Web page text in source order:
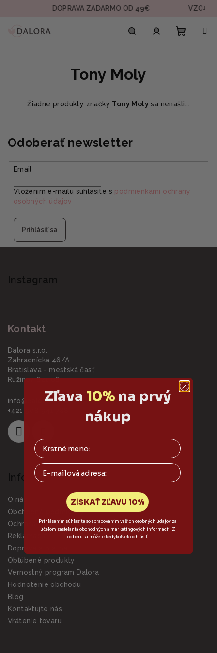
DOPRAVA ZADARMO OD 49€
Tony Moly
Žiadne produkty značky Tony Moly sa nenašli...
Odoberať newsletter
Email
Vložením e-mailu súhlasíte s podmienkami ochrany
osobných údajov
Prihlásiť sa
Instagram
Kontakt
Dalora s.r.o.
Záhradnícka 46/A
Bratislava - mestská časť
Ružinov 821 08
info@
dalora.sk
+421 908 941 788
Informácie pre vás
O nás
Obchodné podmienky
Ochrana osobných údajov
Reklamácia
Doprava a platba
Obľúbené produkty
Vernostný program Dalora
Hodnotenie obchodu
Blog
Kontaktujte nás
Vrátenie tovaru
Zľava 10% na prvý
nákup
Email
ZÍSKAŤ ZĽAVU 10%
Prihlásením súhlasíte so spracovaním vašich osobných údajov za
účelom zasielania obchodných a marketingových informácií. Z
odberu sa môžete kedykoľvek odhlásiť